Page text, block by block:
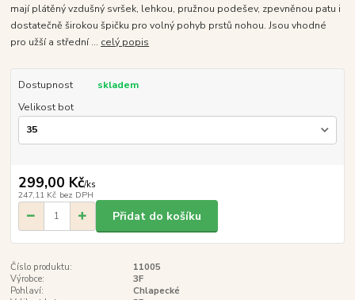
mají plátěný vzdušný svršek, lehkou, pružnou podešev, zpevněnou patu i
dostatečně širokou špičku pro volný pohyb prstů nohou. Jsou vhodné
pro užší a střední ... celý popis
Dostupnost
skladem
Velikost bot
299,00 Kč/ks
247,11 Kč bez DPH
Přidat do košíku
Číslo produktu:
11005
Výrobce:
3F
Pohlaví:
Chlapecké